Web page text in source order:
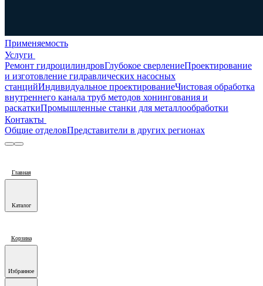
Применяемость
Услуги
Ремонт гидроцилиндровГлубокое сверлениеПроектирование
и изготовление гидравлических насосных
станцийИндивидуальное проектированиеЧистовая обработка
внутреннего канала труб методов хонингования и
раскаткиПромышленные станки для металлообработки
Контакты
Общие отделовПредставители в других регионах
Главная
Каталог
Корзина
Избранное